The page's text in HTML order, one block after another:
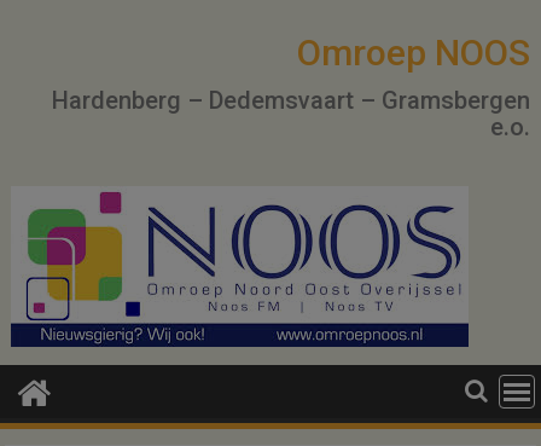
Omroep NOOS
Hardenberg – Dedemsvaart – Gramsbergen
e.o.